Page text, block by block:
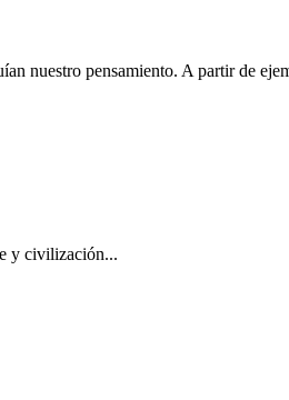
nuestro pensamiento. A partir de
y civilización...